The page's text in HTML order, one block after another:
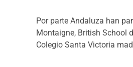
Por parte Andaluza han
Montaigne, British School
Colegio Santa Victoria